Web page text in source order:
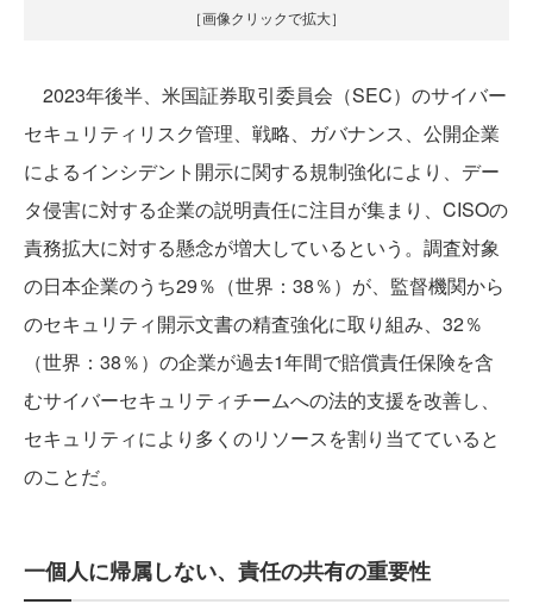
［画像クリックで拡大］
2023年後半、米国証券取引委員会（SEC）のサイバー
セキュリティリスク管理、戦略、ガバナンス、公開企業
によるインシデント開示に関する規制強化により、デー
タ侵害に対する企業の説明責任に注目が集まり、CISOの
責務拡大に対する懸念が増大しているという。調査対象
の日本企業のうち29％（世界：38％）が、監督機関から
のセキュリティ開示文書の精査強化に取り組み、32％
（世界：38％）の企業が過去1年間で賠償責任保険を含
むサイバーセキュリティチームへの法的支援を改善し、
セキュリティにより多くのリソースを割り当てていると
のことだ。
一個人に帰属しない、責任の共有の重要性